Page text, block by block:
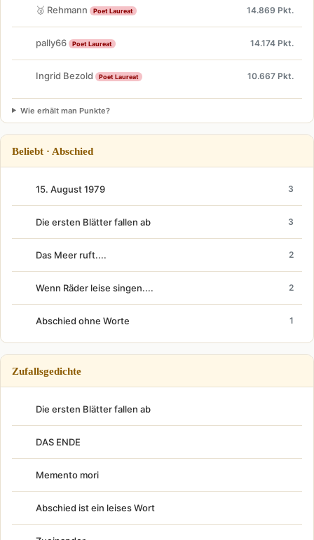
🥉 Rehmann Poet Laureat 14.869 Pkt.
pally66 Poet Laureat 14.174 Pkt.
Ingrid Bezold Poet Laureat 10.667 Pkt.
Wie erhält man Punkte?
Beliebt · Abschied
15. August 1979 3
Die ersten Blätter fallen ab 3
Das Meer ruft.... 2
Wenn Räder leise singen.... 2
Abschied ohne Worte 1
Zufallsgedichte
Die ersten Blätter fallen ab
DAS ENDE
Memento mori
Abschied ist ein leises Wort